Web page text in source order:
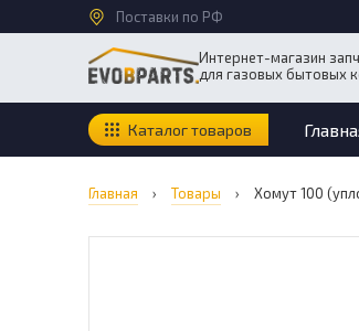
Поставки по РФ
Интернет-магазин
для газовых бытовых
Каталог товаров
Главная › Товары › Хомут 100